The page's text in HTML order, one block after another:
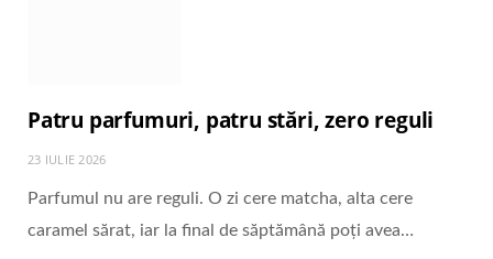
Patru parfumuri, patru stări, zero reguli
23 IULIE 2026
Parfumul nu are reguli. O zi cere matcha, alta cere
caramel sărat, iar la final de săptămână poți avea…